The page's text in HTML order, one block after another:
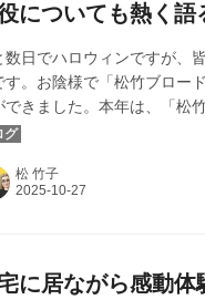
についても熱く語
数日でハロウィンですが、
す。お陰様で「松竹ブロー
できました。本年は、「松
の大ヒット・ミュージカル
届けする予定です。今回は
のサットン・フォスターに
松 竹子
に居ながら感動